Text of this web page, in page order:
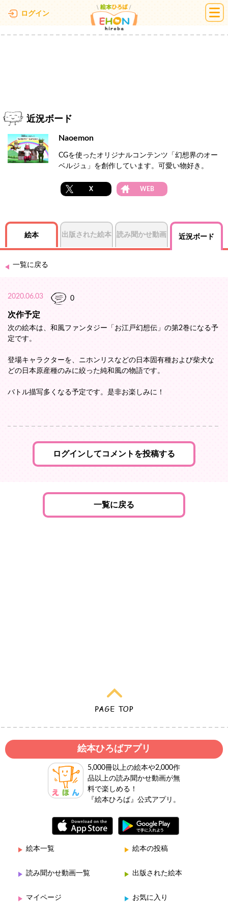
ログイン 絵本ひろば
近況ボード
Naoemon
CGを使ったオリジナルコンテンツ「幻想界のオー
ベルジュ」を創作しています。可愛い物好き。
X WEB
絵本 出版された絵本 読み聞かせ動画 近況ボード
一覧に戻る
2020.06.03 0
次作予定
次の絵本は、和風ファンタジー「お江戸幻想伝」の第2巻になる予
定です。
登場キャラクターを、ニホンリスなどの日本固有種および柴犬な
どの日本原産種のみに絞った純和風の物語です。
バトル描写多くなる予定です。是非お楽しみに！
ログインしてコメントを投稿する
一覧に戻る
絵本ひろばアプリ
5,000冊以上の絵本や2,000作
品以上の読み聞かせ動画が無
料で楽しめる！
『絵本ひろば』公式アプリ。
絵本一覧 絵本の投稿
読み聞かせ動画一覧 出版された絵本
マイページ お気に入り